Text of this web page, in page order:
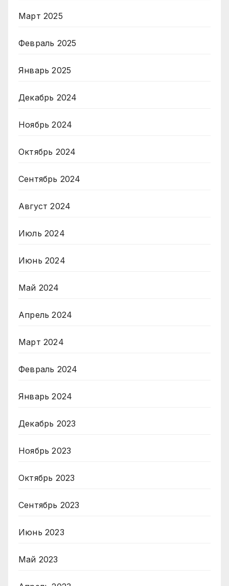
Март 2025
Февраль 2025
Январь 2025
Декабрь 2024
Ноябрь 2024
Октябрь 2024
Сентябрь 2024
Август 2024
Июль 2024
Июнь 2024
Май 2024
Апрель 2024
Март 2024
Февраль 2024
Январь 2024
Декабрь 2023
Ноябрь 2023
Октябрь 2023
Сентябрь 2023
Июнь 2023
Май 2023